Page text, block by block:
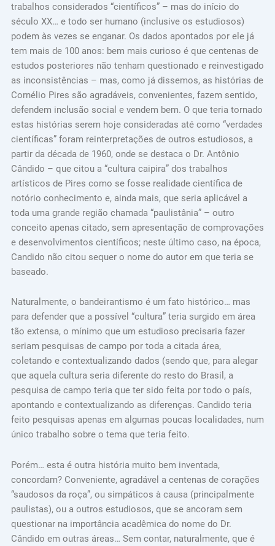
trabalhos considerados “científicos” – mas do início do
século XX… e todo ser humano (inclusive os estudiosos)
podem às vezes se enganar. Os dados apontados por ele já
tem mais de 100 anos: bem mais curioso é que centenas de
estudos posteriores não tenham questionado e reinvestigado
as inconsistências – mas, como já dissemos, as histórias de
Cornélio Pires são agradáveis, convenientes, fazem sentido,
defendem inclusão social e vendem bem. O que teria tornado
estas histórias serem hoje consideradas até como “verdades
científicas” foram reinterpretações de outros estudiosos, a
partir da década de 1960, onde se destaca o Dr. Antônio
Cândido – que citou a “cultura caipira” dos trabalhos
artísticos de Pires como se fosse realidade científica de
notório conhecimento e, ainda mais, que seria aplicável a
toda uma grande região chamada “paulistânia” – outro
conceito apenas citado, sem apresentação de comprovações
e desenvolvimentos científicos; neste último caso, na época,
Candido não citou sequer o nome do autor em que teria se
baseado.
Naturalmente, o bandeirantismo é um fato histórico… mas
para defender que a possível “cultura” teria surgido em área
tão extensa, o mínimo que um estudioso precisaria fazer
seriam pesquisas de campo por toda a citada área,
coletando e contextualizando dados (sendo que, para alegar
que aquela cultura seria diferente do resto do Brasil, a
pesquisa de campo teria que ter sido feita por todo o país,
apontando e contextualizando as diferenças. Candido teria
feito pesquisas apenas em algumas poucas localidades, num
único trabalho sobre o tema que teria feito.
Porém… esta é outra história muito bem inventada,
concordam? Conveniente, agradável a centenas de corações
“saudosos da roça”, ou simpáticos à causa (principalmente
paulistas), ou a outros estudiosos, que se ancoram sem
questionar na importância acadêmica do nome do Dr.
Cândido em outras áreas… Sem contar, naturalmente, que é